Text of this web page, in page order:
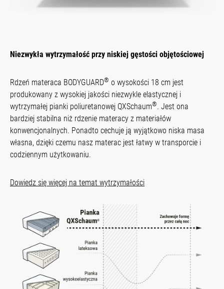
Niezwykła wytrzymałość przy niskiej gęstości objętościowej
Rdzeń materaca BODYGUARD® o wysokości 18 cm jest
produkowany z wysokiej jakości niezwykle elastycznej i
wytrzymałej pianki poliuretanowej QXSchaum®. Jest ona
bardziej stabilna niż rdzenie materacy z materiałów
konwencjonalnych. Ponadto cechuje ją wyjątkowo niska masa
własna, dzięki czemu nasz materac jest łatwy w transporcie i
codziennym użytkowaniu.
Dowiedz się więcej na temat wytrzymałości